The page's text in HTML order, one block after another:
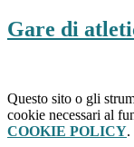
Gare di
Questo sito o gli
cookie necessari al
COOKIE POLICY.